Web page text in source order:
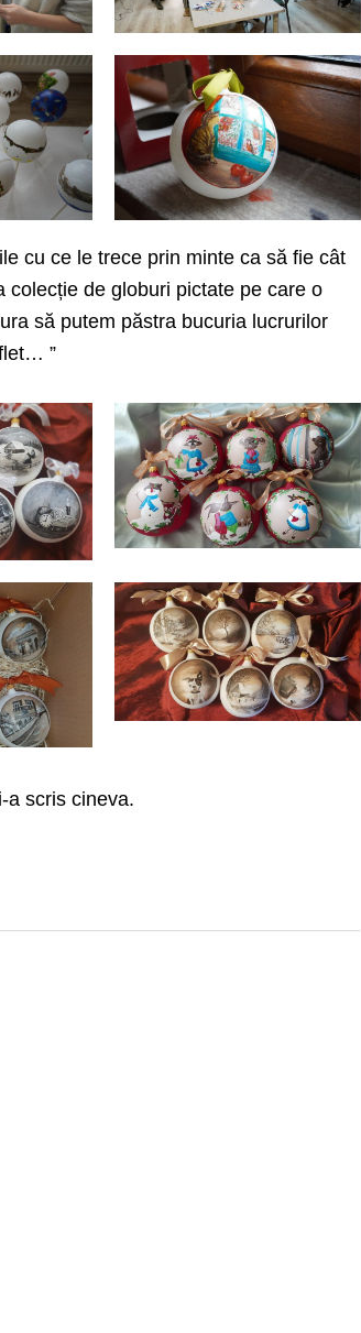
cu ce le trece prin minte ca să fie cât
colecție de globuri pictate pe care o
să putem păstra bucuria lucrurilor
”
a scris cineva.